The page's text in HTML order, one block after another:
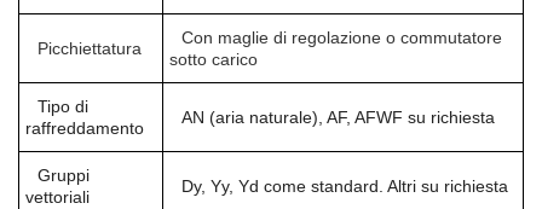
Picchiettatura
Con maglie di regolazione o commutatore
sotto carico
Tipo di
raffreddamento
AN (aria naturale), AF, AFWF su richiesta
Gruppi
vettoriali
Dy, Yy, Yd come standard. Altri su richiesta